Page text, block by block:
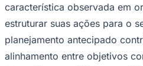
característica observada em
estruturar suas ações para o
planejamento antecipado
alinhamento entre objetivos